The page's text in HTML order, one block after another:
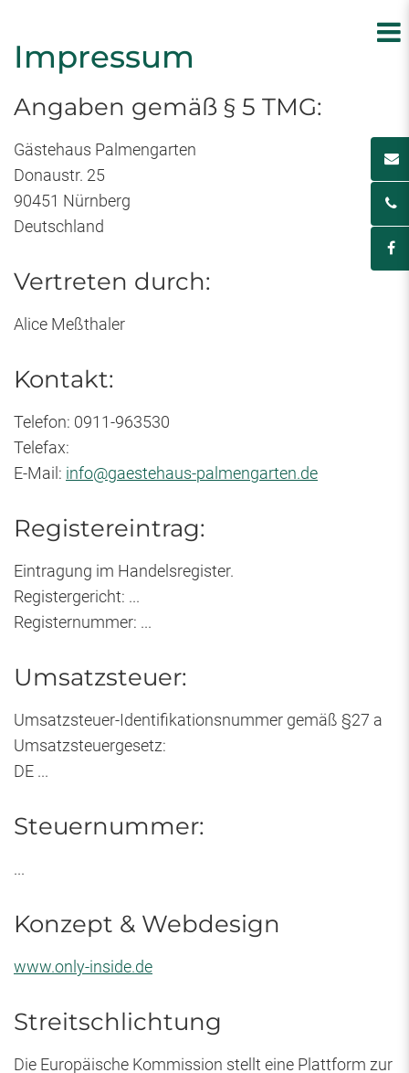
Impressum
Angaben gemäß § 5 TMG:
Gästehaus Palmengarten
Donaustr. 25
90451 Nürnberg
Deutschland
Vertreten durch:
Alice Meßthaler
Kontakt:
Telefon: 0911-963530
Telefax:
E-Mail: info@gaestehaus-palmengarten.de
Registereintrag:
Eintragung im Handelsregister.
Registergericht: ...
Registernummer: ...
Umsatzsteuer:
Umsatzsteuer-Identifikationsnummer gemäß §27 a
Umsatzsteuergesetz:
DE ...
Steuernummer:
...
Konzept & Webdesign
www.only-inside.de
Streitschlichtung
Die Europäische Kommission stellt eine Plattform zur